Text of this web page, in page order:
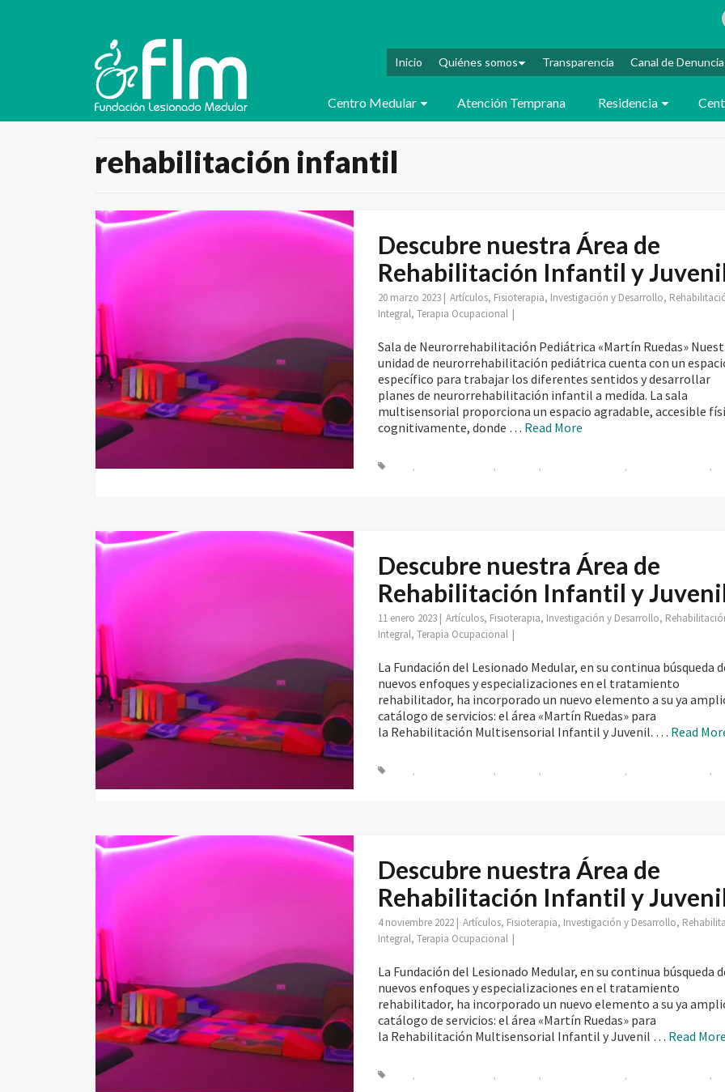
Inicio Quiénes somos Transparencia Canal de
Centro Medular Atención Temprana Residencia
rehabilitación infantil
Descubre nuestra Área de
Rehabilitación Infantil y
20 marzo 2023 | Artículos, Fisioterapia, Investigación y Desarrollo,
Integral,Terapia Ocupacional |
Sala de Neurorrehabilitación Pediátrica «Martín Ruedas»
unidad de neurorrehabilitación pediátrica cuenta con un
específico para trabajar los diferentes sentidos y desarrollar
planes de neurorrehabilitación infantil a medida. La sala
multisensorial proporciona un espacio agradable, accesible
cognitivamente, donde … Read More
, , , , ,
Descubre nuestra Área de
Rehabilitación Infantil y
11 enero 2023 | Artículos, Fisioterapia, Investigación y Desarrollo,
Integral,Terapia Ocupacional |
La Fundación del Lesionado Medular, en su continua búsqueda
nuevos enfoques y especializaciones en el tratamiento
rehabilitador, ha incorporado un nuevo elemento a su ya
catálogo de servicios: el área «Martín Ruedas» para
la Rehabilitación Multisensorial Infantil y Juvenil. … Read
, , , , ,
Descubre nuestra Área de
Rehabilitación Infantil y
4 noviembre 2022 | Artículos, Fisioterapia, Investigación y Desarrollo,
Integral,Terapia Ocupacional |
La Fundación del Lesionado Medular, en su continua búsqueda
nuevos enfoques y especializaciones en el tratamiento
rehabilitador, ha incorporado un nuevo elemento a su ya
catálogo de servicios: el área «Martín Ruedas» para
la Rehabilitación Multisensorial Infantil y Juvenil … Read More
, , , , ,